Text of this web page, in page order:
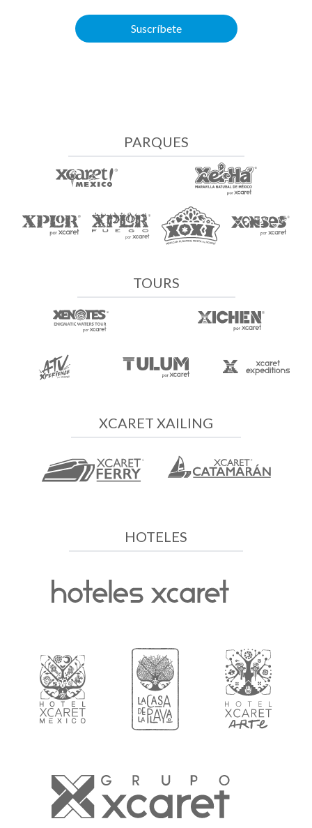
Suscríbete
PARQUES
TOURS
XCARET XAILING
HOTELES